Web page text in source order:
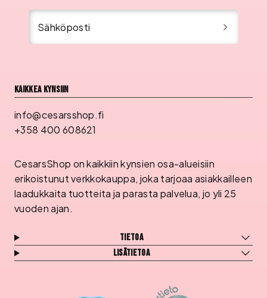
Sähköposti
Kaikkea kynsiin
info@cesarsshop.fi
+358 400 608621
CesarsShop on kaikkiin kynsien osa-alueisiin
erikoistunut verkkokauppa, joka tarjoaa asiakkailleen
laadukkaita tuotteita ja parasta palvelua, jo yli 25
vuoden ajan.
Tietoa
Lisätietoa